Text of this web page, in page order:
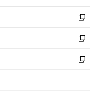
開
く
ウ
で
開
く
ン
ド
ウ
で
開
く
ウ
ィ
ン
ド
ウ
で
開
し
い
ウ
ィ
ン
ド
ウ
新
し
い
ウ
ィ
ン
新
し
い
ウ
新
し